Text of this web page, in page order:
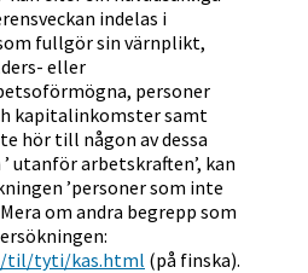
indelas i
fullgör sin värnplikt,
eller
personer
kapitalinkomster samt
hör till någon av dessa
utanför arbetskraften’, kan
’personer som inte
om andra begrepp som
til/tyti/kas.html (på finska).